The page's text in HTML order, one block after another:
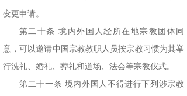
变更申请。
第二十条 境内外国人经所在地宗教团体同
意，可以邀请中国宗教教职人员按宗教习惯为其举
行洗礼、婚礼、葬礼和道场、法会等宗教仪式。
第二十一条 境内外国人不得进行下列涉宗教